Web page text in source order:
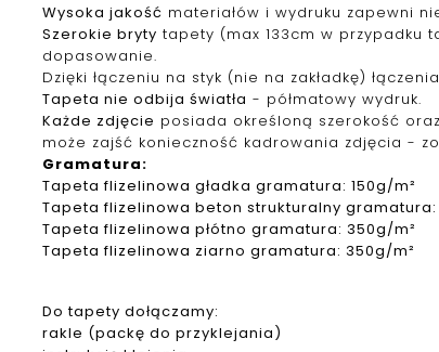
Wysoka jakość materiałów i wydruku zapewni
Szerokie bryty tapety (max 133cm w przypadku
dopasowanie.
Dzięki łączeniu na styk (nie na zakładkę)
Tapeta nie odbija światła - półmatowy wydruk.
Każde zdjęcie posiada określoną szerokość
może zajść konieczność kadrowania zdjęcia -
Gramatura:
Tapetaflizelinowa gładka gramatura: 150g/m²
Tapetaflizelinowa beton strukturalny gramatura:
Tapetaflizelinowa płótno gramatura: 350g/m²
Tapetaflizelinowa ziarno gramatura: 350g/m²
Do tapety dołączamy:
rakle (packę do przyklejania)